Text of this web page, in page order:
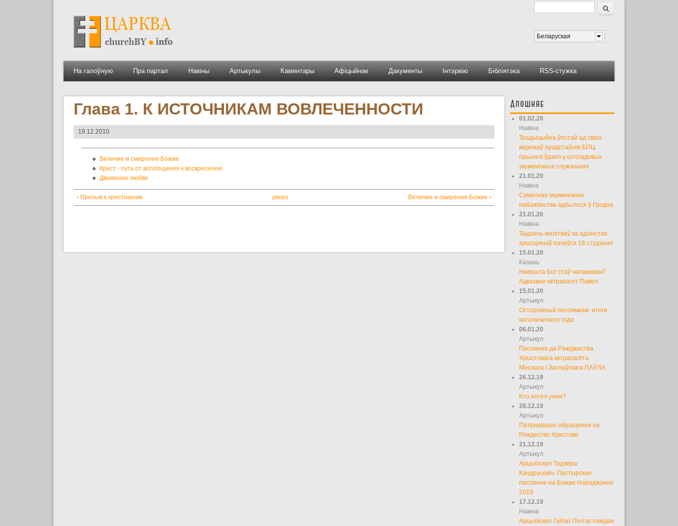
Форма пошуку
Пошук
Беларуская
На галоўную Пра партал Навіны Артыкулы Каментары Афіцыйнае Дакументы Інтэрвію Бібліятэка RSS-стужка
Глава 1. К ИСТОЧНИКАМ ВОВЛЕЧЕННОСТИ
19.12.2010
Величие и смирение Божие
Крест - путь от воплощения к воскресению
Движение любви
‹ Призыв к христианам уверх Величие и смирение Божие ›
Апошняе
01.02.20
Навіна
Традыцыйна ўпотай ад сваіх
вернікаў прадстаўнікі БПЦ
прынялі ўдзел у штогадовых
экуменічных служэньнях
21.01.20
Навіна
Сумеснае экуменічнае
набажэнства адбылося ў Гродна
21.01.20
Навіна
Тыдзень малітваў за адзінства
хрысціянаў пачаўся 18 студзеня
15.01.20
Казань
Навошта Бог стаў чалавекам?
Адказвае мітрапаліт Павел.
15.01.20
Артыкул
Осторожный пессимизм: итоги
католического года
06.01.20
Артыкул
Пасланне да Ражджаства
Хрыстовага мітрапаліта
Мінскага і Заслаўскага ПАЎЛА
26.12.19
Артыкул
Кто хотел унии?
26.12.19
Артыкул
Патриаршее обращение на
Рождество Христово
21.12.19
Артыкул
Арцыбіскуп Тадэвуш
Кандрусевіч. Пастырскае
пасланне на Божае Нараджэнне
2019
17.12.19
Навіна
Арцыбіскуп Габар Пінтэр пакідае